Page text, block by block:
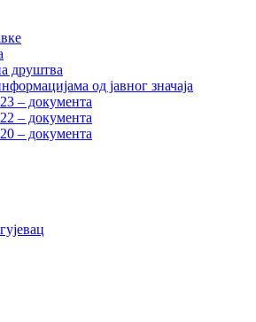
друштва
од јавног значаја
– документа
– документа
– документа